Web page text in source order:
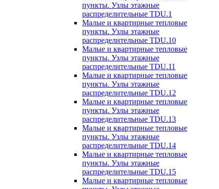
пункты. Узлы этажные
распределительные TDU.1
Малые и квартирные тепловые
пункты. Узлы этажные
распределительные TDU.10
Малые и квартирные тепловые
пункты. Узлы этажные
распределительные TDU.11
Малые и квартирные тепловые
пункты. Узлы этажные
распределительные TDU.12
Малые и квартирные тепловые
пункты. Узлы этажные
распределительные TDU.13
Малые и квартирные тепловые
пункты. Узлы этажные
распределительные TDU.14
Малые и квартирные тепловые
пункты. Узлы этажные
распределительные TDU.15
Малые и квартирные тепловые